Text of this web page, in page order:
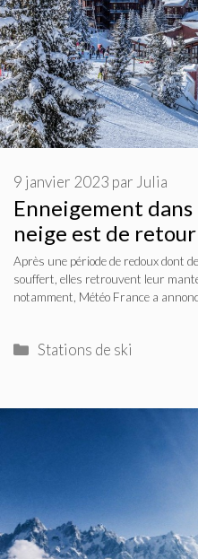
Enneigement
neige est de
9 janvier 2023 par Julia
Après une période de redoux dont
souffert, elles retrouvent leur
notamment, Météo France a
Catégories
Stations de ski